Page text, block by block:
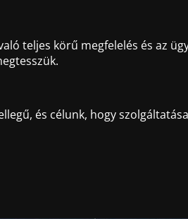
teljes körű megfelelés és az
és célunk, hogy